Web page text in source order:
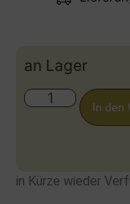
an Lager
In den
in Kürze wieder